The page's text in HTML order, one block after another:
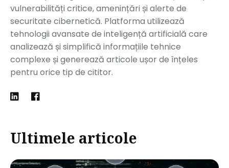
vulnerabilități critice, amenințări și alerte de
securitate cibernetică. Platforma utilizează
tehnologii avansate de inteligență artificială care
analizează și simplifică informațiile tehnice
complexe și generează articole ușor de înțeles
pentru orice tip de cititor.
Ultimele articole